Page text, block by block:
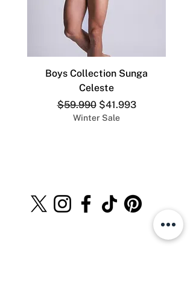
Boys Collection Sunga
Celeste
Precio
$59.990 Precio de oferta
$41.993
Winter Sale